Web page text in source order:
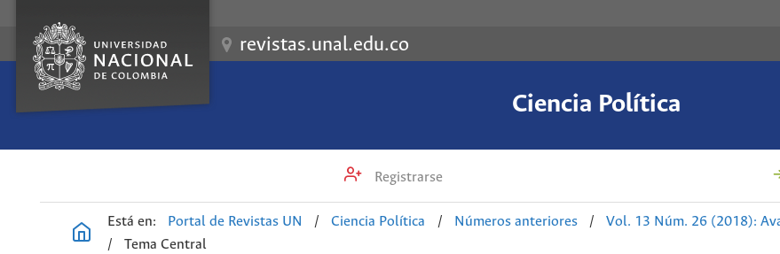
revistas.unal.edu.co
Ciencia Política
Registrarse
Está en: Portal de Revistas UN / Ciencia Política / Números anteriores /
Vol. 13 Núm. 26 (2018):
/
Tema Central